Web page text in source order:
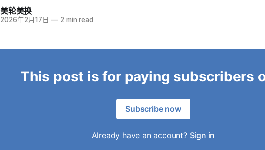
美轮美换
2026年2月17日 — 2 min read
This post is for paying subscribers
Subscribe now
Already have an account? Sign in